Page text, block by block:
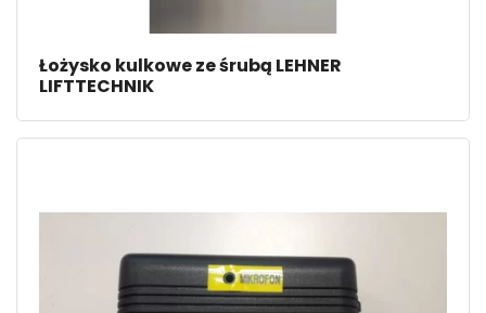
Łożysko kulkowe ze śrubą LEHNER
LIFTTECHNIK